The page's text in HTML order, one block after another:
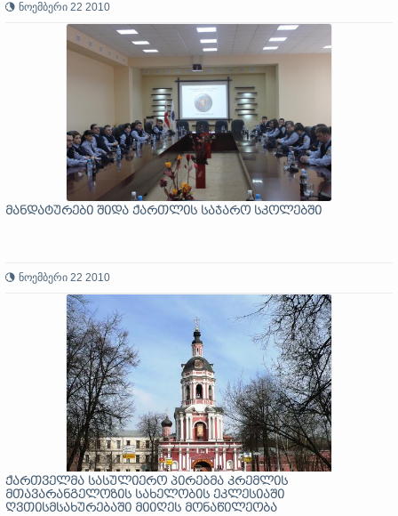
ნოემბერი 22 2010
მანდატურები შიდა ქართლის საჯარო სკოლებში
ნოემბერი 22 2010
ქართველმა სასულიერო პირებმა კრემლის
მთავარანგელოზის სახელობის ეკლესიაში
ღვთისმსახურებაში მიიღეს მონაწილეობა